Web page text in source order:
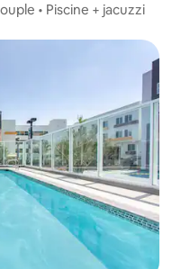
• Piscine + jacuzzi